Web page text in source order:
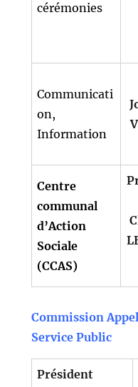
cérémonies
Communicati
on,
Information
Centre
communal
d’Action
Sociale
(CCAS)
Commission
Service Public
Président